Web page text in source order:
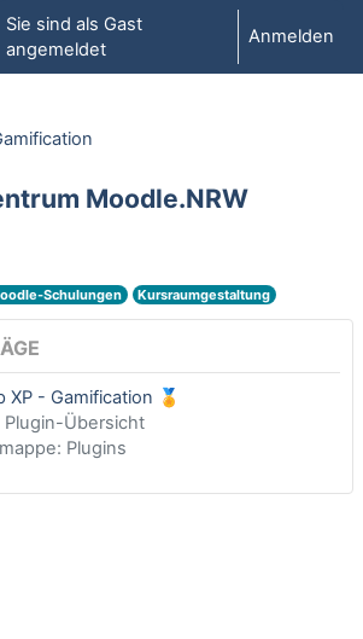
umschalten
Sie sind als Gast
angemeldet
Anmelden
Moodle.NRW
Schulungen Kursraumgestaltung
XP - Gamification 🏅
Plugin-Übersicht
Plugins